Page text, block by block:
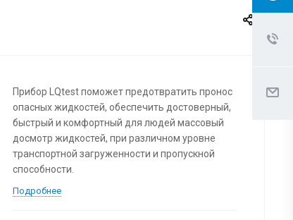
Прибор LQtest поможет предотвратить пронос
опасных жидкостей, обеспечить достоверный,
быстрый и комфортный для людей массовый
досмотр жидкостей, при различном уровне
транспортной загруженности и пропускной
способности.
Подробнее